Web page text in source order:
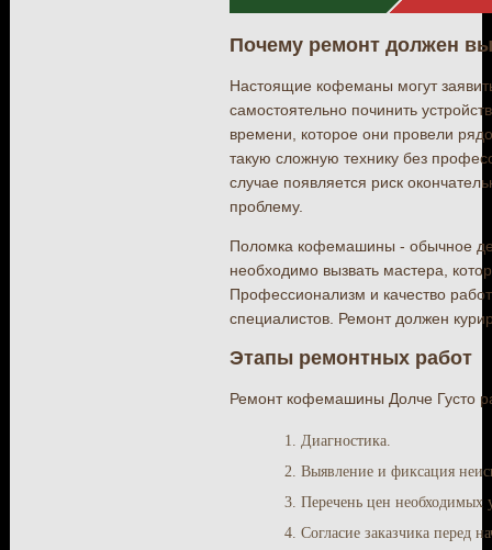
Почему ремонт должен
Настоящие кофеманы могут
самостоятельно починить
времени, которое они провели
такую сложную технику без
случае появляется риск
проблему.
Поломка кофемашины - обычное
необходимо вызвать мастера,
Профессионализм и качество
специалистов. Ремонт должен
Этапы ремонтных работ
Ремонт кофемашины Долче Густо
Диагностика.
Выявление и фиксация
Перечень цен необходимых
Согласие заказчика перед